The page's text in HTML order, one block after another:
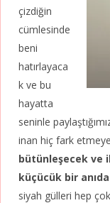
çizdiğin
cümlesinde
beni
hatırlayaca
k ve bu
hayatta
seninle
inan hiç fark
bütünleşecek ve
küçücük bir
siyah gülleri hep